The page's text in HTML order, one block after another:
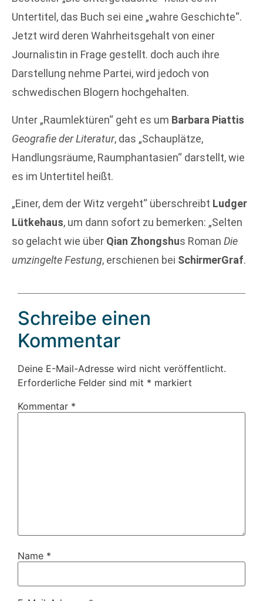
Untertitel, das Buch sei eine „wahre Geschichte“.
Jetzt wird deren Wahrheitsgehalt von einer
Journalistin in Frage gestellt. doch auch ihre
Darstellung nehme Partei, wird jedoch von
schwedischen Blogern hochgehalten.
Unter „Raumlektüren“ geht es um Barbara Piattis
Geografie der Literatur, das „Schauplätze,
Handlungsräume, Raumphantasien“ darstellt, wie
es im Untertitel heißt.
„Einer, dem der Witz vergeht“ überschreibt Ludger
Lütkehaus, um dann sofort zu bemerken: „Selten
so gelacht wie über Qian Zhongshus Roman Die
umzingelte Festung, erschienen bei SchirmerGraf.
Schreibe einen
Kommentar
Deine E-Mail-Adresse wird nicht veröffentlicht.
Erforderliche Felder sind mit * markiert
Kommentar *
Name *